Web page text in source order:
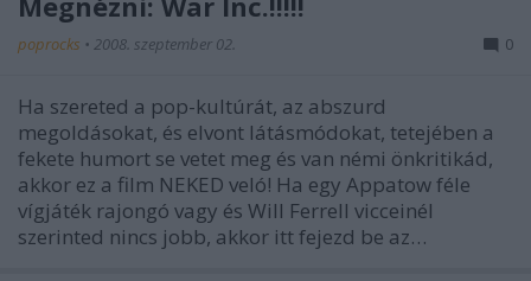
poprocks • 2008. szeptember 02. 0
Ha szereted a pop-kultúrát, az abszurd
megoldásokat, és elvont látásmódokat, tetejében a
fekete humort se vetet meg és van némi önkritikád,
akkor ez a film NEKED veló! Ha egy Appatow féle
vígjáték rajongó vagy és Will Ferrell vicceinél
szerinted nincs jobb, akkor itt fejezd be az…